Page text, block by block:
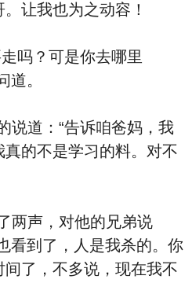
让我也为之动容！
？可是你去哪里
道。
道：“告诉咱爸妈，我
的不是学习的料。对不
声，对他的兄弟说
看到了，人是我杀的。你
了，不多说，现在我不